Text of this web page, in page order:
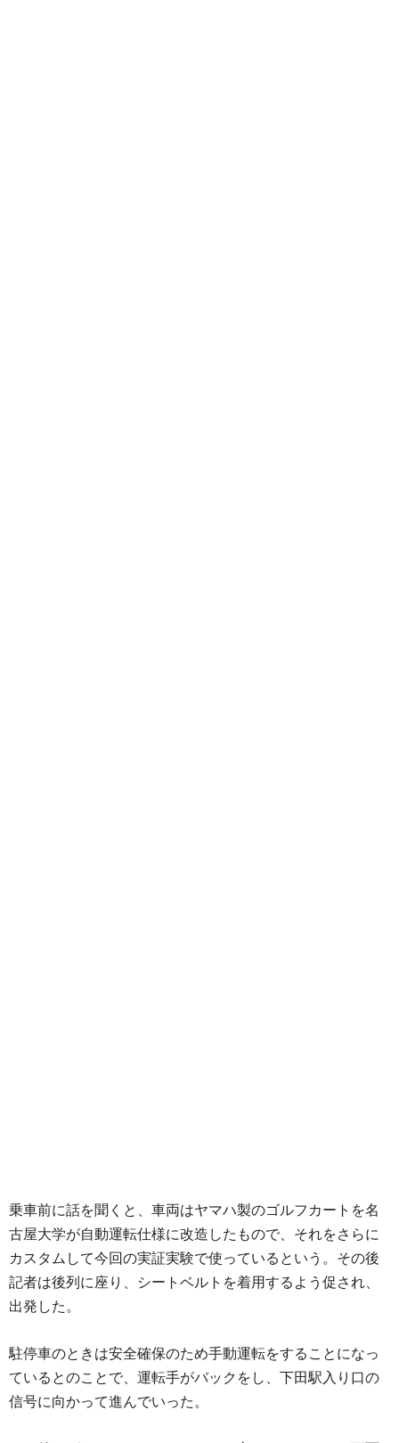
乗車前に話を聞くと、車両はヤマハ製のゴルフカートを名
古屋大学が自動運転仕様に改造したもので、それをさらに
カスタムして今回の実証実験で使っているという。その後
記者は後列に座り、シートベルトを着用するよう促され、
出発した。
駐停車のときは安全確保のため手動運転をすることになっ
ているとのことで、運転手がバックをし、下田駅入り口の
信号に向かって進んでいった。